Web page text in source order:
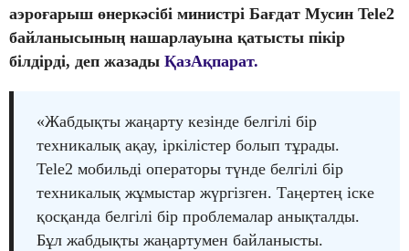
аэроғарыш өнеркәсібі министрі Бағдат Мусин Tele2
байланысының нашарлауына қатысты пікір
білдірді, деп жазады ҚазАқпарат.
«Жабдықты жаңарту кезінде белгілі бір
техникалық ақау, іркілістер болып тұрады.
Tele2 мобильді операторы түнде белгілі бір
техникалық жұмыстар жүргізген. Таңертең іске
қосқанда белгілі бір проблемалар анықталды.
Бұл жабдықты жаңартумен байланысты.